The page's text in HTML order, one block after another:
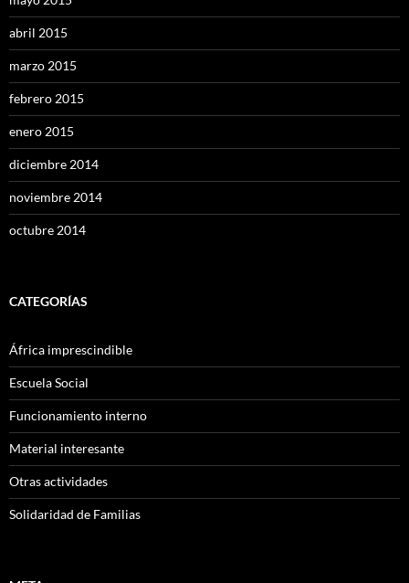
abril 2015
marzo 2015
febrero 2015
enero 2015
diciembre 2014
noviembre 2014
octubre 2014
CATEGORÍAS
África imprescindible
Escuela Social
Funcionamiento interno
Material interesante
Otras actividades
Solidaridad de Familias